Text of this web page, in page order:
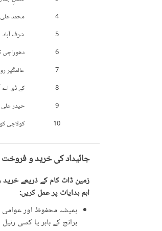
4
محمد
5
شرف آباد
6
دھوراجی
7
عالمگیر
8
کے ڈی اے
9
حیدر
10
کولاچی
جائیداد کی خرید و فروخت
زمین ڈاٹ کام کے ذریعے خرید
اہم ہدایات پر عمل کریں:
ہمیشہ محفوظ اور عوامی
برانچ کے باہر یا کسی